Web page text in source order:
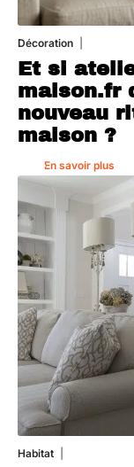
Décoration
Et si
maison.fr
nouveau
maison ?
En savoir plus
Habitat